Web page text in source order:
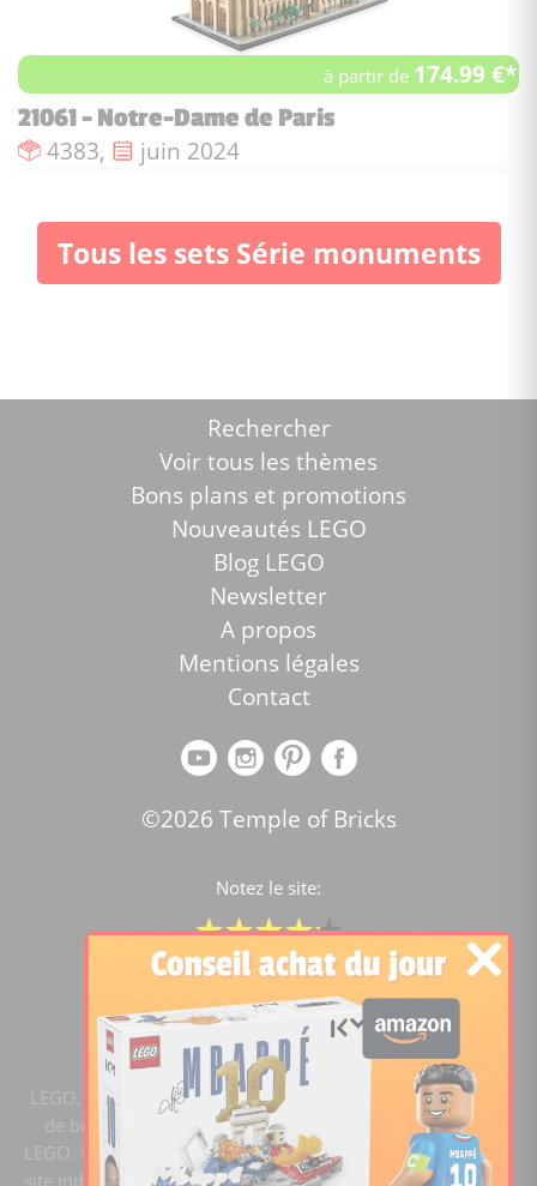
à partir de 174.99 €*
21061 - Notre-Dame de Paris
Nombre de pièces :
4383, Date de sortie :
juin 2024
Tous les sets Série monuments
Rechercher
Voir tous les thèmes
Bons plans et promotions
Nouveautés LEGO
Blog LEGO
Newsletter
A propos
Mentions légales
Contact
©2026 Temple of Bricks
Notez le site:
Comparateur de prix Lego
4.2/5 -15451notes
LEGO, le logo LEGO, la figurine LEGO et les configurations
de briques sont des marques commerciales du groupe
LEGO. ©2020 The LEGO Group. Templeofbricks.com est un
site indépendant du groupe LEGO, il n'est pas sponsorisé ni